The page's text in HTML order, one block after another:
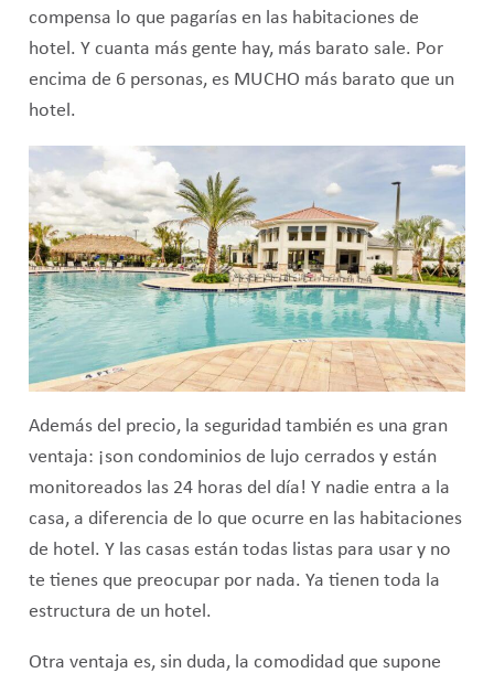
compensa lo que pagarías en las habitaciones de
hotel. Y cuanta más gente hay, más barato sale. Por
encima de 6 personas, es MUCHO más barato que un
hotel.
Además del precio, la seguridad también es una gran
ventaja: ¡son condominios de lujo cerrados y están
monitoreados las 24 horas del día! Y nadie entra a la
casa, a diferencia de lo que ocurre en las habitaciones
de hotel. Y las casas están todas listas para usar y no
te tienes que preocupar por nada. Ya tienen toda la
estructura de un hotel.
Otra ventaja es, sin duda, la comodidad que supone